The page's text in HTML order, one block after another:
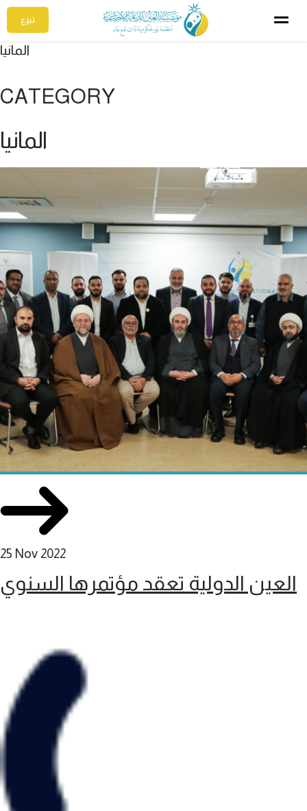
تبرع
المانيا
CATEGORY
المانيا
25 Nov 2022
العين الدولية تعقد مؤتمرها السنوي